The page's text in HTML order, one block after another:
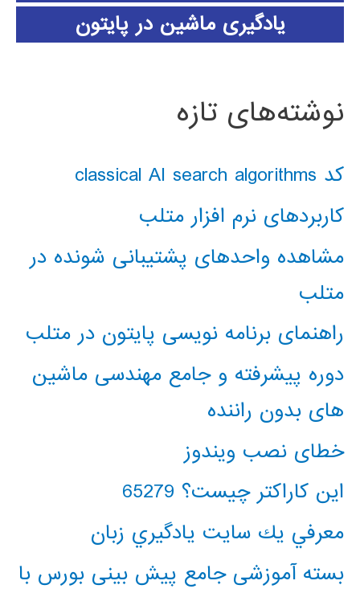
یادگیری ماشین در پایتون
نوشته‌های تازه
کد classical AI search algorithms
کاربردهای نرم افزار متلب
مشاهده واحدهای پشتیبانی شونده در
متلب
راهنمای برنامه نویسی پایتون در متلب
دوره پیشرفته و جامع مهندسی ماشین
های بدون راننده
خطای نصب ویندوز
این کاراکتر چیست؟ 65279
معرفي يك سايت يادگيري زبان
بسته آموزشی جامع پیش بینی بورس با